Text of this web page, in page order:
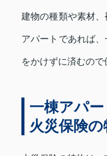
建物の種類や素材
アパートであれば
をかけずに済むので
一棟アパ
火災保険の